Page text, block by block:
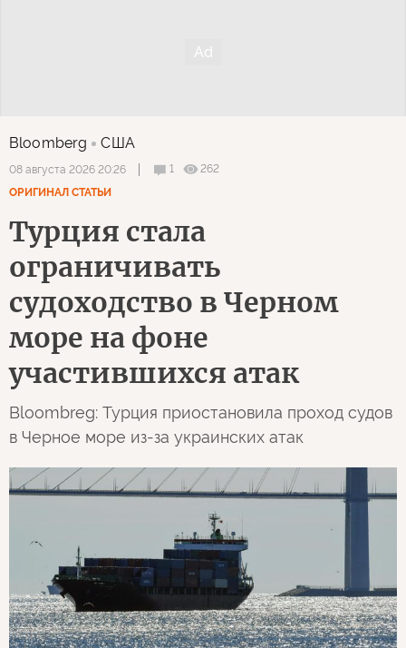
Bloomberg США
08 августа 2026 20:26 1
262
ОРИГИНАЛ СТАТЬИ
Турция стала
ограничивать
судоходство в Черном
море на фоне
участившихся атак
Bloombreg: Турция приостановила проход судов
в Черное море из-за украинских атак